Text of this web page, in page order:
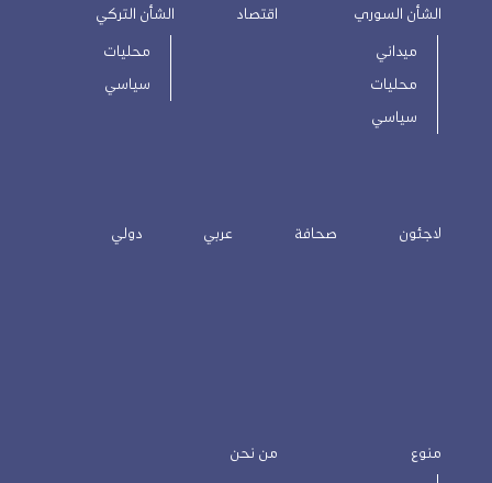
الشأن السوري
ميداني
محليات
سياسي
اقتصاد الشأن التركي
محليات
سياسي
لاجئون صحافة عربي دولي
منوع من نحن